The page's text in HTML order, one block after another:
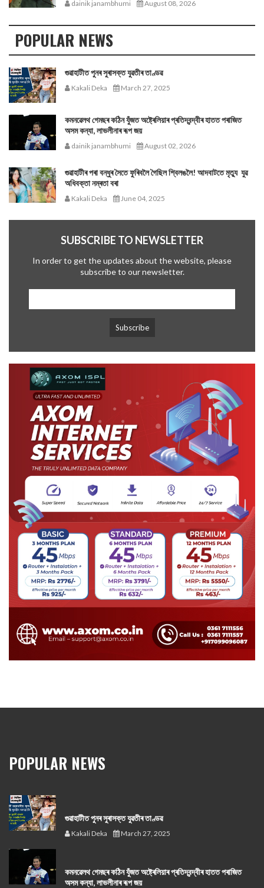
dainik janambhumi August 08, 2026
POPULAR NEWS
গুৱাহাটীত পুনৰ সুৰাসক্ত যুৱতীৰ তাণ্ডৱ
Kakali Deka March 27, 2025
কমনৱেলথ গেমছৰ কঠিন যুঁজত অষ্ট্ৰেলিয়াৰ প্ৰতিদ্বন্দ্বীৰ হাতত পৰাজিত
অসম কন্যা, লাভলীনাৰ ৰূপ জয়
dainik janambhumi August 02, 2026
গুৱাহাটীৰ পৰা বন্ধুৰ সৈতে ফুৰিবলৈ গৈছিল শ্বিলঙলৈ! আদবাটতে মৃত্যু যুৱ
অধিবক্তা নম্ৰতা বৰা
Kakali Deka June 04, 2025
SUBSCRIBE TO NEWSLETTER
In order to get the updates about the website, please
subscribe to our newsletter.
POPULAR NEWS
গুৱাহাটীত পুনৰ সুৰাসক্ত যুৱতীৰ তাণ্ডৱ
Kakali Deka March 27, 2025
কমনৱেলথ গেমছৰ কঠিন যুঁজত অষ্ট্ৰেলিয়াৰ প্ৰতিদ্বন্দ্বীৰ হাতত পৰাজিত
অসম কন্যা, লাভলীনাৰ ৰূপ জয়